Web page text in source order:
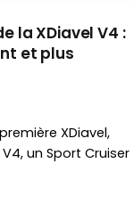
la XDiavel V4 :
et plus
XDiavel,
un Sport Cruiser